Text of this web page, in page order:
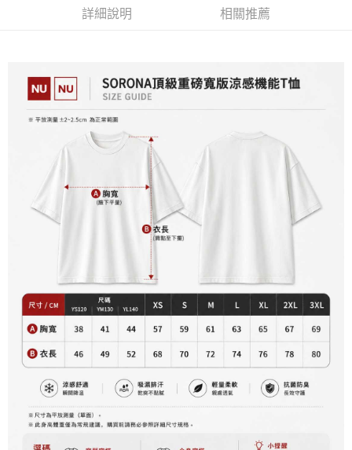
【繳款方式說明】
1.分期款項不併入電信帳單，「大哥付你分期」於每月結算日後寄送繳費提
2.透過簡訊連結打開帳單後，可選擇「超商條碼／台灣大直營門市／銀行轉
帳／街口支付／iPASS MONEY」等通路繳費。
【注意事項】
1.本服務係由「台灣大哥大股份有限公司」（以下簡稱本公司）所提供，讓
用戶於交易時，得透過本服務購買商品或服務，並由商店將買賣／分期付款
買賣價金債權讓與本公司後，依約使用本公司帳單繳交帳款。
2.基於同意付款使用「大哥付你分期」之契約關係目的，商店將以您的個人
資料（包含姓名、電話或地址）提供予台灣大哥大進項蒐集、處理及利用，
由本公司與您本人進行分期帳單所需資料之確認、核對及更正。
3.完整用戶服務條款，請詳閱以下連結：
AFTEE先享後付是「在收到商品之後才付款」的支付方式。 讓您購物簡單
３．安心：先確認商品／服務後，再付款。
【「AFTEE先享後付」結帳流程】
１．於結帳方式選擇「AFTEE先享後付」後，將跳轉至「AFTEE先享後付」
結帳頁面，進行簡訊認證並確認金額後，即可完成結帳。
２．訂單成立數日內，您將收到繳費通知簡訊。
３．收到繳費通知簡訊後14天內，點擊此簡訊中的連結，可透過四大超商／
ATM／網路銀行／等多元方式進行付款，方視為交易完成。
※ 請注意：結帳手續完成當下不需立刻繳費，但若您需要取消訂單，請聯絡
購買商品的店家。未經商家同意取消之訂單仍視為有效，需透過AFTEE先享
後付繳納相關費用。
※ 交易是否成功請以「AFTEE先享後付 」之結帳頁面顯示為準，若有關於
是否繳費成功／繳費後需取消欲退款等相關疑問，請聯繫「AFTEE先享後付
https://netprotections.freshdesk.com/support/home
【注意事項】
１．透過由恩沛科技股份有限公司提供之「AFTEE先享後付」服務完成之交
易，需依本服務之必要範圍內提供個人資料，並將交易相關給付款項請求債
權轉讓予恩沛科技股份有限公司。
https://aftee.tw/terms/#terms3
３．未成年的使用者請事先徵得法定代理人或監護人之同意方可使用
「AFTEE先享後付」，若未經同意申辦者引起之損失，本公司不負相關責
４．使用「AFTEE先享後付」時，將依據個別帳號之用戶狀況，依本公司即
時審查核予不同之上限額度；若仍有額度不足之情形，本公司將視審查結果
請求用戶進行身份認證。
全家付款取貨
每筆NT$65，滿NT$899(含以上)免運費
每筆NT$60，滿NT$899(含以上)免運費
7-11付款取貨
每筆NT$65，滿NT$899(含以上)免運費
每筆NT$60，滿NT$899(含以上)免運費
每筆NT$65，滿NT$899(含以上)免運費
詳細說明 相關推薦